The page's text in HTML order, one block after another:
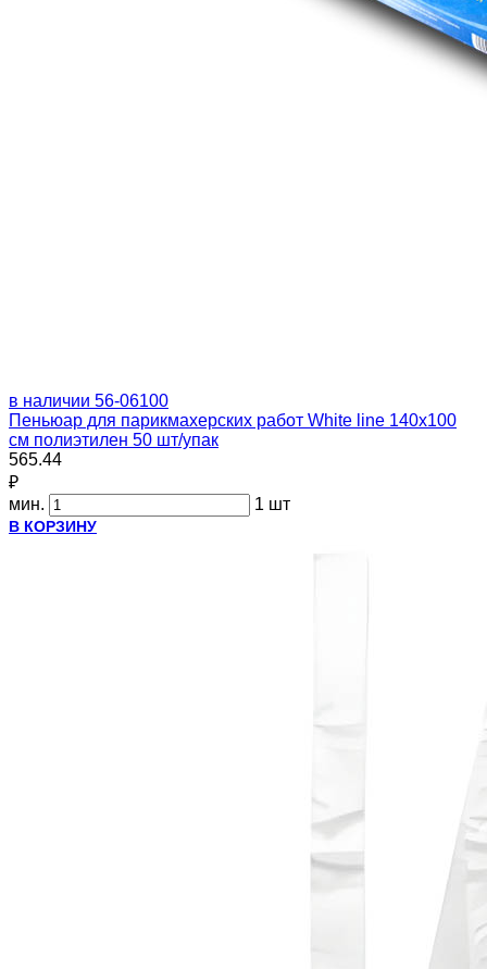
в наличии 56-06100
Пеньюар для парикмахерских работ White line 140x100
см полиэтилен 50 шт/упак
565.44
₽
мин.
1 шт
В КОРЗИНУ